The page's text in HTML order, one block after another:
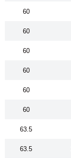
60
60
60
60
60
60
63.5
63.5